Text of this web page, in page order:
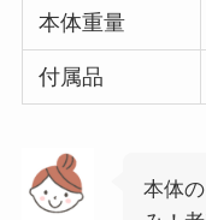
本体重量
付属品
本体